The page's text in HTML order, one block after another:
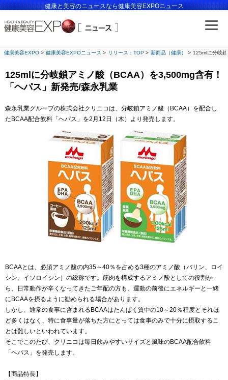
健康と美容のニュースなら健康美容EXPOニュース
健康美容EXPO 健康美容EXPOニュース リリース：TOP 新商品（健康） 125mlに分岐
125mlに分岐鎖アミノ酸（BCAA）を3,500mg含有！
「ヘパス」新発売/森永乳業
森永乳業グループの株式会社クリニコは、分岐鎖アミノ酸（BCAA）を配合し
たBCAA配合飲料「ヘパス」を2月12日（木）より発売します。
BCAAとは、必須アミノ酸の内35～40％を占める3種のアミノ酸（バリン、ロイ
シン、イソロイシン）の総称です。筋肉を構成するアミノ酸としての役割か
ら、日常動作が辛くなってきたご年配の方も、運動の前後にエネルギーと一緒
にBCAAを摂るように勧められる場合があります。
しかし、通常の食事に含まれるBCAAはたんぱく質中の10～20％程度とそれほ
ど多くはなく、特に食事量が落ちた方にとっては食事のみで十分に摂取するこ
とは難しいといわれています。
そこでこのたび、クリニコは毎日飲みやすいサイズと風味のBCAA配合飲料
「ヘパス」を発売します。
【商品特長】